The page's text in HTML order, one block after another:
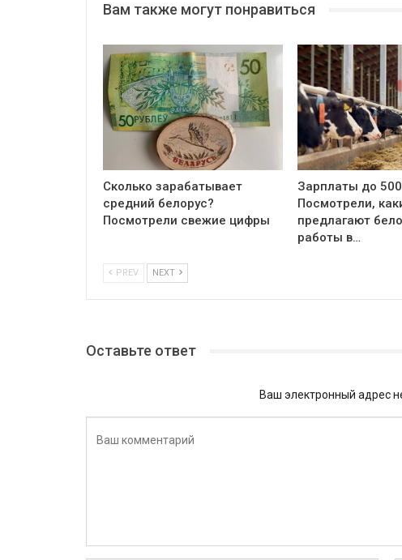
Вам также могут понравиться
Сколько зарабатывает
средний белорус?
Посмотрели свежие цифры
Зарплаты до
Посмотрели,
предлагают
работы в…
PREV NEXT
Оставьте ответ
Ваш электронный адрес